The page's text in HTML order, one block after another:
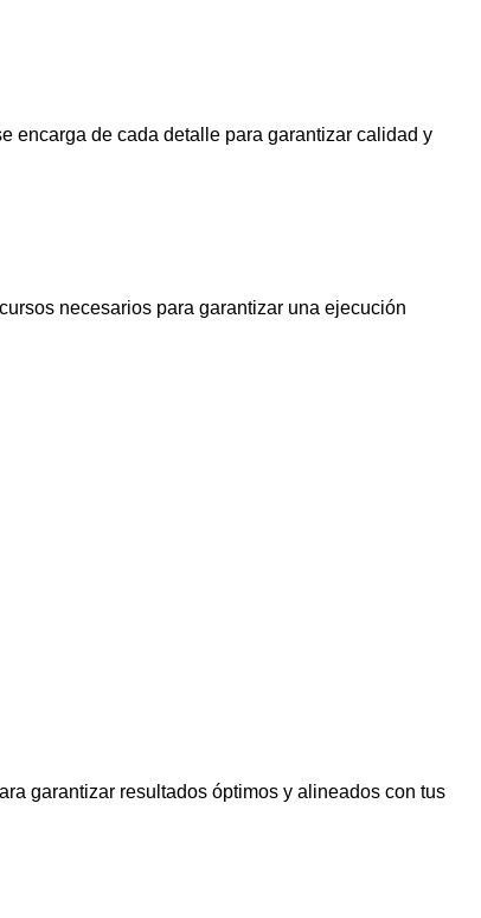
encarga de cada detalle para garantizar calidad y
necesarios para garantizar una ejecución
garantizar resultados óptimos y alineados con tus